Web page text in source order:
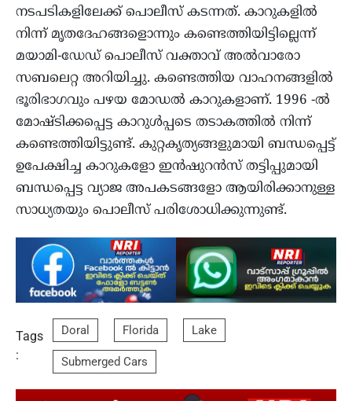
നടപടികളിലേക്ക് പൊലീസ് കടന്നത്. കാറുകളില്‍
നിന്ന് മൃതദേഹങ്ങളൊന്നും കണ്ടെത്തിയിട്ടില്ലെന്ന്
മയാമി-ഡേഡ് പൊലീസ് വക്താവ് അൽവാരോ
സബലെറ്റ അറിയിച്ചു. കണ്ടെത്തിയ വാഹനങ്ങളില്‍
ഭൂരിഭാഗവും പഴയ മോഡല്‍ കാറുകളാണ്. 1996 -ല്‍
മോഷ്ടിക്കപ്പെട്ട കാറുള്‍പ്പടെ തടാകത്തില്‍ നിന്ന്
കണ്ടെത്തിയിട്ടുണ്ട്. കുറ്റകൃത്യങ്ങളുമായി ബന്ധപ്പെട്ട്
ഉപേക്ഷിച്ച കാറുകളോ ഇന്‍ഷുറന്‍സ് തട്ടിപ്പുമായി
ബന്ധപ്പെട്ട വ്യാജ അപകടങ്ങളോ ആയിരിക്കാനുള്ള
സാധ്യതയും പൊലീസ് പരിശോധിക്കുന്നുണ്ട്.
Tags
:
Doral Florida Lake
Submerged Cars